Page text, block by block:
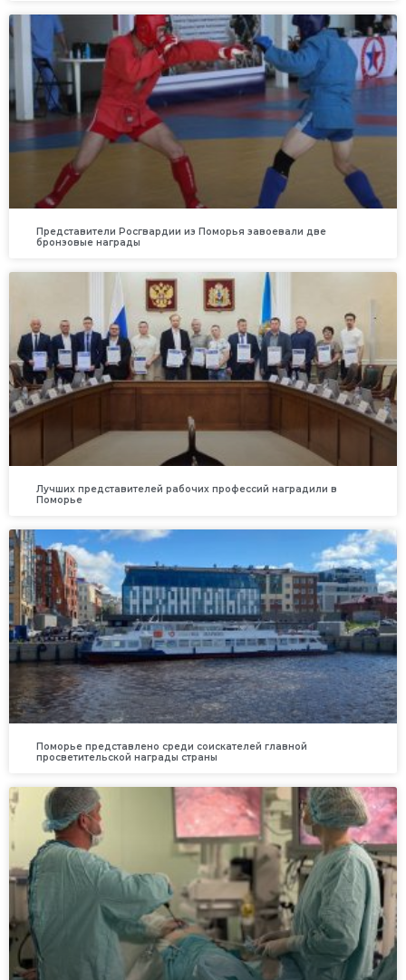
Представители Росгвардии из Поморья завоевали две
бронзовые награды
Лучших представителей рабочих профессий наградили в
Поморье
Поморье представлено среди соискателей главной
просветительской награды страны